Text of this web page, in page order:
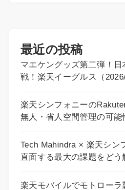
最近の投稿
マエケングッズ第二弾！日
戦！楽天イーグルス（
楽天シンフォニーの
無人・省人空間管理の可能
Tech Mahindra × 楽天シン
直面する最大の課題をどう
楽天モバイルでモトローラ